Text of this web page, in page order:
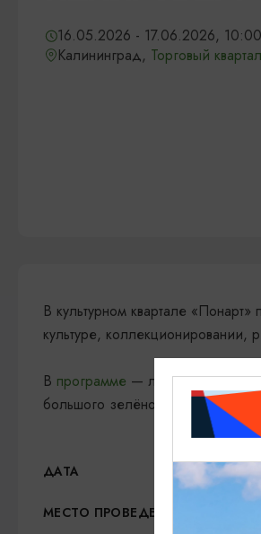
16.05.2026 - 17.06.2026,
Калининград, Торговый
В культурном квартале
культуре, коллекционировании,
В программе — лекции, мастер-
большого зелёного пространства
ДАТА
МЕСТО ПРОВЕДЕНИЯ